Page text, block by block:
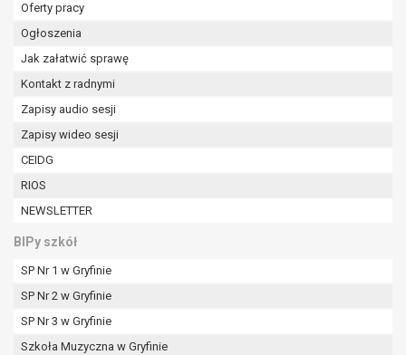
Oferty pracy
Ogłoszenia
Jak załatwić sprawę
Kontakt z radnymi
Zapisy audio sesji
Zapisy wideo sesji
CEIDG
RIOS
NEWSLETTER
BIPy szkół
SP Nr 1 w Gryfinie
SP Nr 2 w Gryfinie
SP Nr 3 w Gryfinie
Szkoła Muzyczna w Gryfinie
osobowych odbywa się na podstawie zgody osoby
na przetwarzanie danych osobowych (art. 6 ust. 1
lit a RODO), przysługuje Pani/Panu prawo do
Cofnięcie to nie ma wpływu na zgodność
Przysługuje Pani/Panu prawo wniesienia skargi do
przetwarzanie Pani/Pana danych osobowych
przez administratora.
Prezes Urzędu Ochrony Danych Osobowych.
W zależności od sfery, w której przetwarzane są
dane osobowe, podanie danych osobowych jest